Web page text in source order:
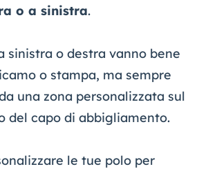
o a sinistra.
sinistra o destra vanno bene
o stampa, ma sempre
una zona personalizzata sul
del capo di abbigliamento.
le tue polo per